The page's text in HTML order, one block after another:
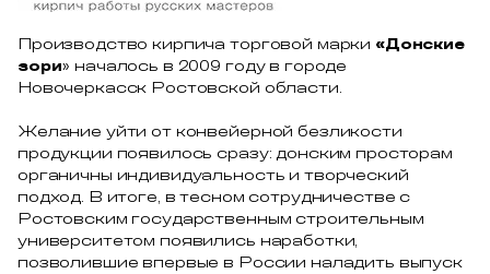
Производство кирпича торговой марки «Донские
зори» началось в 2009 году в городе
Новочеркасск Ростовской области.
Желание уйти от конвейерной безликости
продукции появилось сразу: донским просторам
органичны индивидуальность и творческий
подход. В итоге, в тесном сотрудничестве с
Ростовским государственным строительным
университетом появились наработки,
позволившие впервые в России наладить выпуск